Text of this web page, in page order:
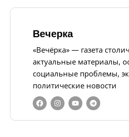
Вечерка
«Вечёрка» — газета
актуальные материалы,
социальные проблемы,
политические новости